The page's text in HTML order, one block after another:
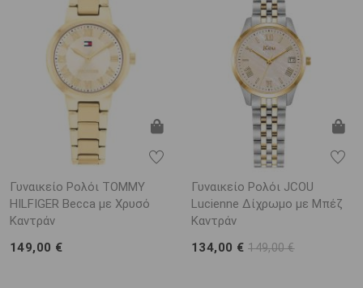
Γυναικείο Ρολόι TOMMY
HILFIGER Becca με Χρυσό
Καντράν
149,00 €
Γυναικείο Ρολόι JCOU
Lucienne Δίχρωμο με Μπέζ
Καντράν
134,00 €149,00 €